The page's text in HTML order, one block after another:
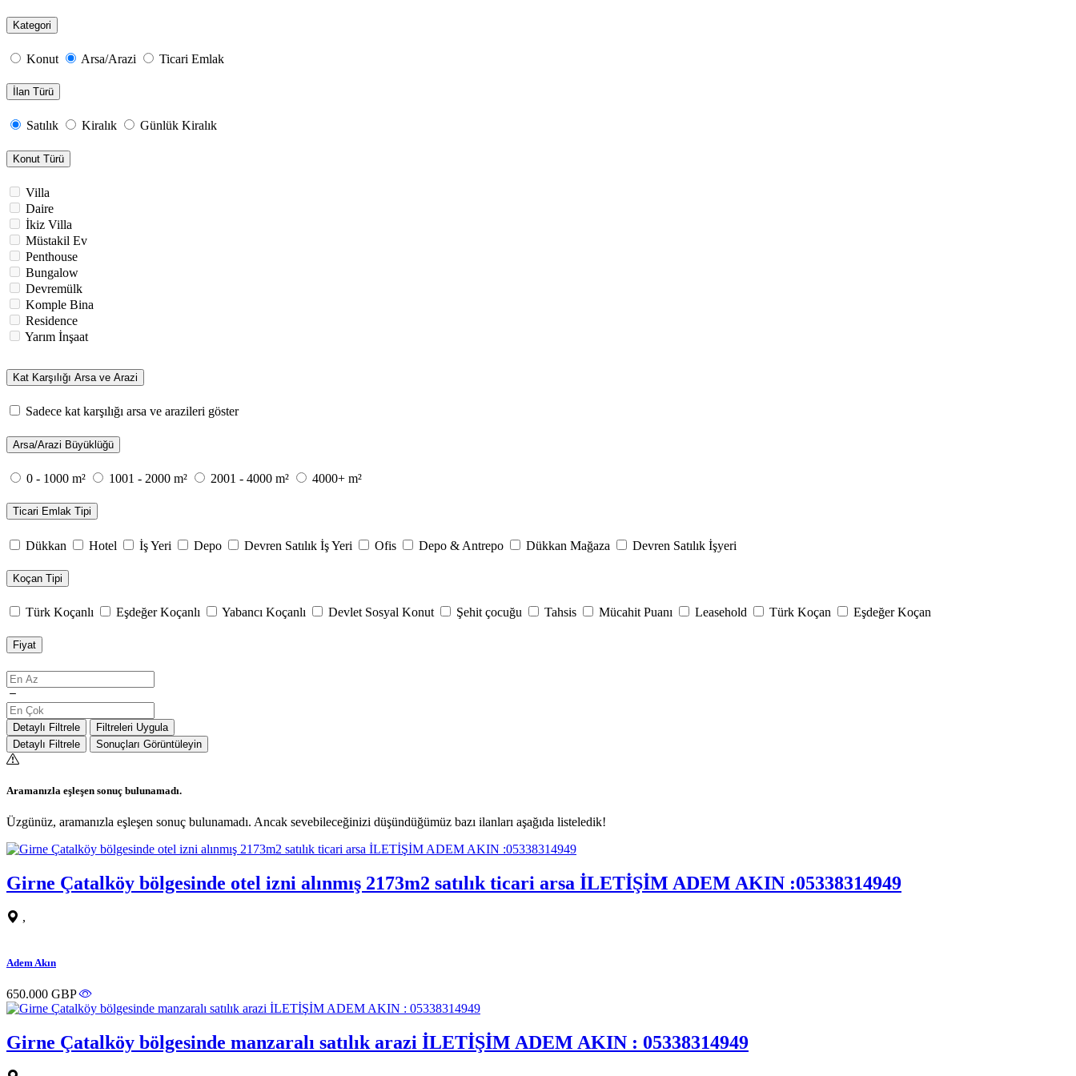
Kategori
Konut Arsa/Arazi Ticari Emlak
İlan Türü
Satılık Kiralık Günlük Kiralık
Konut Türü
Villa
Daire
İkiz Villa
Müstakil Ev
Penthouse
Bungalow
Devremülk
Komple Bina
Residence
Yarım İnşaat
Kat Karşılığı Arsa ve Arazi
Sadece kat karşılığı arsa ve arazileri göster
Arsa/Arazi Büyüklüğü
0 - 1000 m² 1001 - 2000 m² 2001 - 4000 m² 4000+ m²
Ticari Emlak Tipi
Dükkan Hotel İş Yeri Depo Devren Satılık İş Yeri Ofis Depo & Antrepo Dükkan Mağaza Devren Satılık İşyeri
Koçan Tipi
Türk Koçanlı Eşdeğer Koçanlı Yabancı Koçanlı Devlet Sosyal Konut Şehit çocuğu Tahsis Mücahit Puanı Leasehold Türk Koçan Eşdeğer Koçan
Fiyat
Detaylı Filtrele
Filtreleri Uygula
Detaylı Filtrele
Sonuçları Görüntüleyin
Aramanızla eşleşen sonuç bulunamadı.
Üzgünüz, aramanızla eşleşen sonuç bulunamadı. Ancak sevebileceğinizi düşündüğümüz bazı ilanları aşağıda listeledik!
Girne Çatalköy bölgesinde otel izni alınmış 2173m2 satılık ticari arsa İLETİŞİM ADEM AKIN :05338314949
,
Adem Akın
650.000 GBP
Girne Çatalköy bölgesinde manzaralı satılık arazi İLETİŞİM ADEM AKIN : 05338314949